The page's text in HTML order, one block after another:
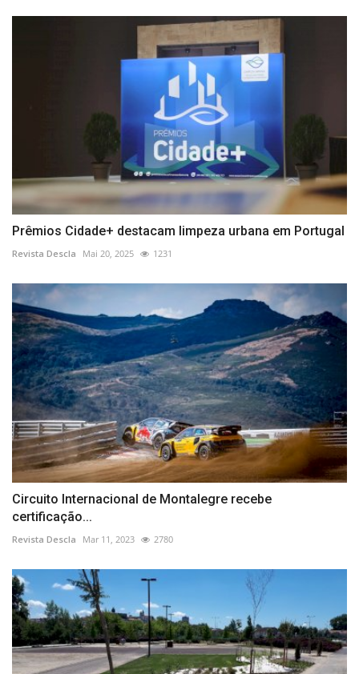
Prêmios Cidade+ destacam limpeza urbana em Portugal
Revista Descla Mai 20, 2025 1231
Circuito Internacional de Montalegre recebe
certificação...
Revista Descla Mar 11, 2023 2780